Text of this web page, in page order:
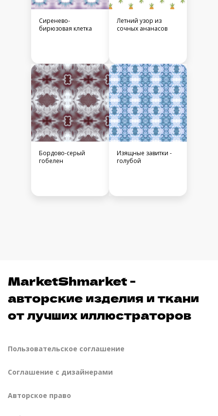
Сиренево-
бирюзовая клетка
Летний узор из
сочных ананасов
Бордово-серый
гобелен
Изящные завитки -
голубой
MarketShmarket -
авторские изделия и ткани
от лучших иллюстраторов
Пользовательское соглашение
Соглашение с дизайнерами
Авторское право